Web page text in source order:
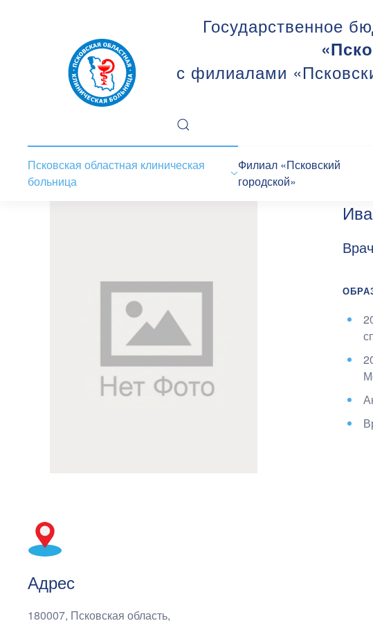
Государственное
с филиалами
Псковская областная клиническая
больница
Филиал «Псковский
городской»
Адрес
180007, Псковская область,